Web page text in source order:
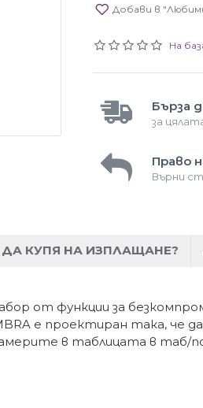
На
Добави в
Бърза
за
Право
Върни
ДА КУПЯ НА ИЗПЛАЩАНЕ?
от функции за
е проектиран така,
в таблицата в таб/